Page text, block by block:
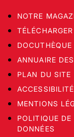
NOTRE
DOCUTHÈQUE
ANNUAIRE
PLAN DU SITE
ACCESSIBILITÉ
MENTIONS
POLITIQUE DE
DONNÉES